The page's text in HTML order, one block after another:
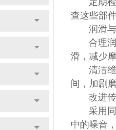
查这些部
润滑
合理
滑，减少
清洁
间，加剧
改进
采用
中的噪音